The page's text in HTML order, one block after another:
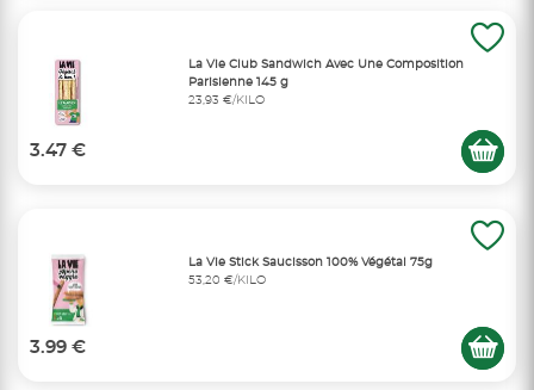
La Vie Club Sandwich Avec Une Composition
Parisienne 145 g
23,93 €/KILO
3.47 €
La Vie Stick Saucisson 100% Végétal 75g
53,20 €/KILO
3.99 €